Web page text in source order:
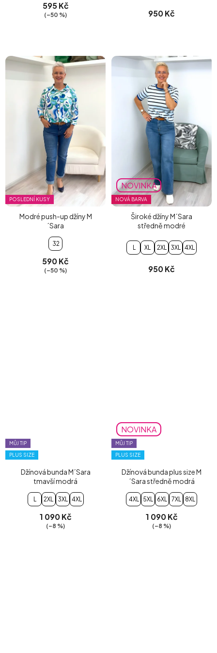
595 Kč
(–50 %) 950 Kč
POSLEDNÍ KUSY
Modré push-up džíny M
´Sara
32
590 Kč
(–50 %)
NOVINKA
NOVÁ BARVA
Široké džíny M´Sara
středně modré
L XL 2XL 3XL 4XL
950 Kč
MŮJ TIP
PLUS SIZE
Džínová bunda M´Sara
tmavší modrá
2XL 3XL 4XL
1 090 Kč
(–8 %)
NOVINKA
MŮJ TIP
PLUS SIZE
Džínová bunda plus size M
´Sara středně modrá
4XL 5XL 6XL 7XL 8XL
1 090 Kč
(–8 %)